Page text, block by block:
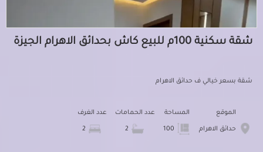
شقة سكنية 100م للبيع كاش بحدائق الاهرام الجيزة
شقة بسعر خيالي ف حدائق الاهرام
الموقع
حدائق الاهرام
المساحة عدد الحمامات عدد الغرف